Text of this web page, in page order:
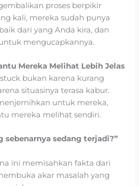
proses berpikir
kali, mereka sudah punya
dari yang Anda kira, dan
mengucapkannya.
Mereka Melihat Lebih Jelas
bukan karena kurang
situasinya terasa kabur.
untuk mereka,
mereka melihat sendiri.
sebenarnya sedang terjadi?”
ini memisahkan fakta dari
akar masalah yang